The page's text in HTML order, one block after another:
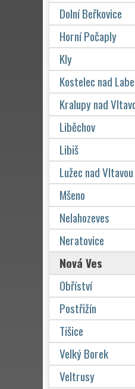
Dolní Beřkovice
Horní Počaply
Kly
Kostelec nad
Kralupy nad
Liběchov
Libiš
Lužec nad Vltavou
Mšeno
Nelahozeves
Neratovice
Nová Ves
Obříství
Postřižín
Tišice
Velký Borek
Veltrusy